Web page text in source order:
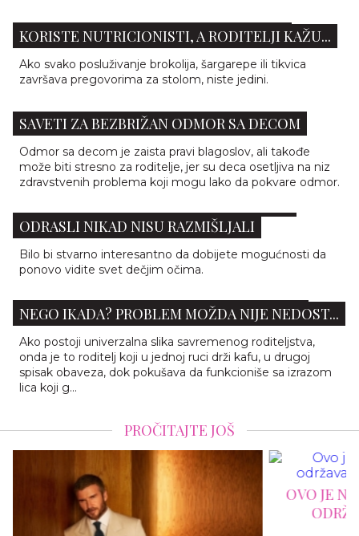
KORISTE NUTRICIONISTI, A RODITELJI KAŽU...
Ako svako posluživanje brokolija, šargarepe ili tikvica
završava pregovorima za stolom, niste jedini.
SAVETI ZA BEZBRIŽAN ODMOR SA DECOM
Odmor sa decom je zaista pravi blagoslov, ali takođe
može biti stresno za roditelje, jer su deca osetljiva na niz
zdravstvenih problema koji mogu lako da pokvare odmor.
ODRASLI NIKAD NISU RAZMIŠLJALI
Bilo bi stvarno interesantno da dobijete mogućnosti da
ponovo vidite svet dečjim očima.
NEGO IKADA? PROBLEM MOŽDA NIJE NEDOST...
Ako postoji univerzalna slika savremenog roditeljstva,
onda je to roditelj koji u jednoj ruci drži kafu, u drugoj
spisak obaveza, dok pokušava da funkcioniše sa izrazom
lica koji g...
PROČITAJTE JOŠ
OVO JE NAJSKUPLJI PAS NA SVETU: NJEGOVO
ODRŽAVANJE KOŠTA KAO LUKSUZAN
AUTOMOBIL